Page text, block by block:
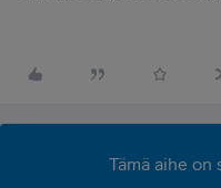
Tämä aihe on